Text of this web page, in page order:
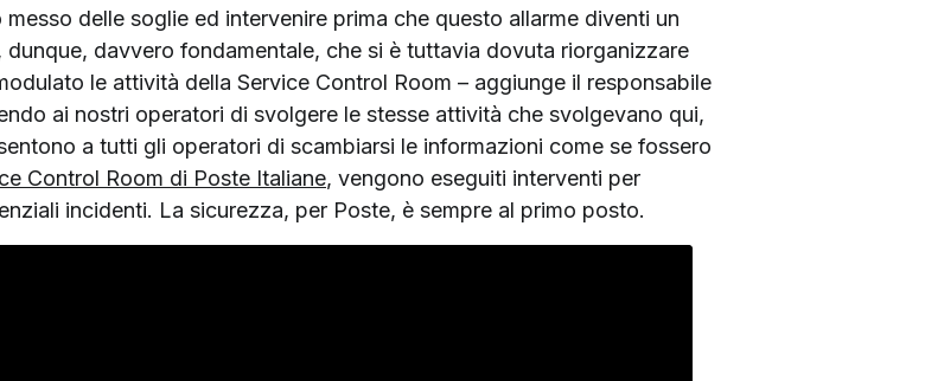
delle soglie ed intervenire prima che questo allarme diventi un
dunque, davvero fondamentale, che si è tuttavia dovuta riorganizzare
le attività della Service Control Room – aggiunge il responsabile
ai nostri operatori di svolgere le stesse attività che svolgevano qui,
a tutti gli operatori di scambiarsi le informazioni come se fossero
Control Room di Poste Italiane, vengono eseguiti interventi per
incidenti. La sicurezza, per Poste, è sempre al primo posto.